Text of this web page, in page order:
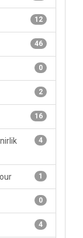
12
46
0
2
16
4
1
0
4